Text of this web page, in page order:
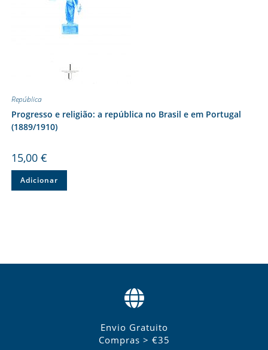
República
Progresso e religião: a república no Brasil e em Portugal
(1889/1910)
15,00 €
Adicionar
Envio Gratuito
Compras > €35